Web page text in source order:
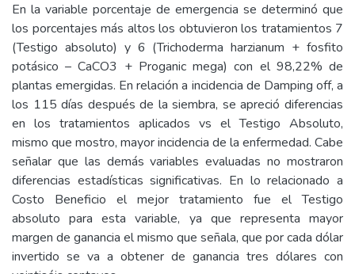
En la variable porcentaje de emergencia se determinó que
los porcentajes más altos los obtuvieron los tratamientos 7
(Testigo absoluto) y 6 (Trichoderma harzianum + fosfito
potásico – CaCO3 + Proganic mega) con el 98,22% de
plantas emergidas. En relación a incidencia de Damping off, a
los 115 días después de la siembra, se apreció diferencias
en los tratamientos aplicados vs el Testigo Absoluto,
mismo que mostro, mayor incidencia de la enfermedad. Cabe
señalar que las demás variables evaluadas no mostraron
diferencias estadísticas significativas. En lo relacionado a
Costo Beneficio el mejor tratamiento fue el Testigo
absoluto para esta variable, ya que representa mayor
margen de ganancia el mismo que señala, que por cada dólar
invertido se va a obtener de ganancia tres dólares con